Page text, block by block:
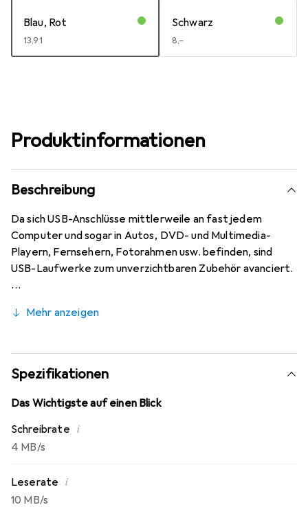
Blau, Rot
EUR
13,91
Schwarz
EUR
8,–
Produktinformationen
Beschreibung
Da sich USB-Anschlüsse mittlerweile an fast jedem
Computer und sogar in Autos, DVD- und Multimedia-
Playern, Fernsehern, Fotorahmen usw. befinden, sind
USB-Laufwerke zum unverzichtbaren Zubehör avanciert.
Mehr anzeigen
Spezifikationen
Das Wichtigste auf einen Blick
Schreibrate i
4 MB/s
Leserate i
10 MB/s